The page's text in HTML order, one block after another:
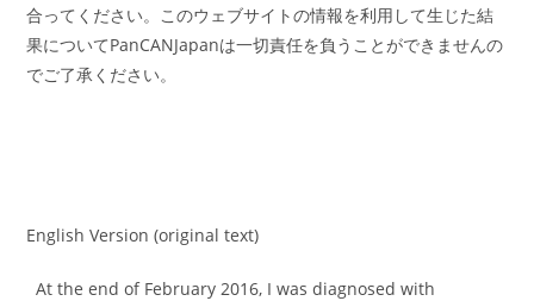
合ってください。このウェブサイトの情報を利用して生じた結
果についてPanCANJapanは一切責任を負うことができませんの
でご了承ください。
English Version (original text)
At the end of February 2016, I was diagnosed with